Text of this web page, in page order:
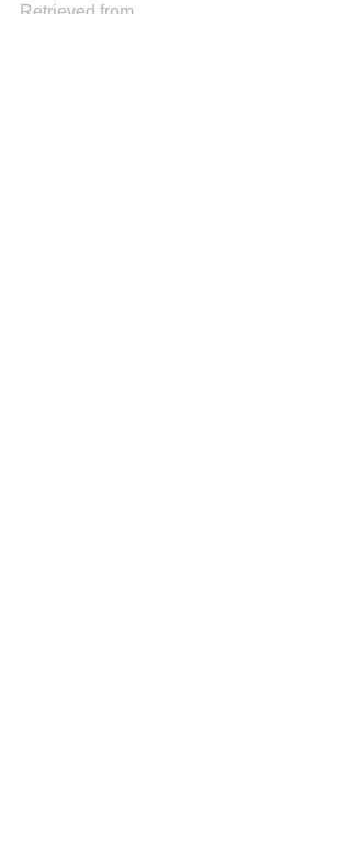
Retrieved from